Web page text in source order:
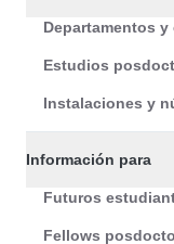
Departamentos y
Estudios
Instalaciones y
Información para
Futuros
Fellows